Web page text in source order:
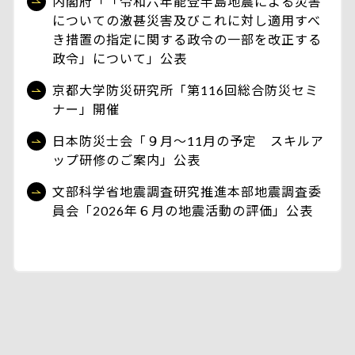
についての激甚災害及びこれに対し適用すべ
き措置の指定に関する政令の一部を改正する
政令」について」公表
京都大学防災研究所「第116回総合防災セミ
ナー」開催
日本防災士会「９月～11月の予定 スキルア
ップ研修のご案内」公表
文部科学省地震調査研究推進本部地震調査委
員会「2026年６月の地震活動の評価」公表